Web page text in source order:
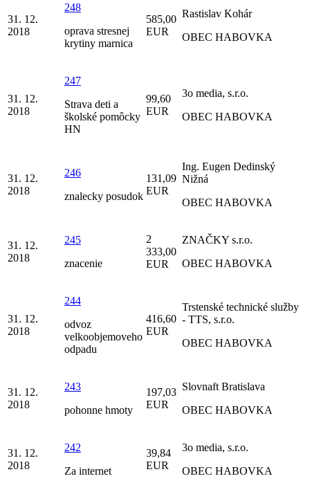
31. 12.
2018
248
oprava stresnej
krytiny marnica
585,00
EUR
Rastislav Kohár
OBEC HABOVKA
31. 12.
2018
247
Strava deti a
školské pomôcky
HN
99,60
EUR
3o media, s.r.o.
OBEC HABOVKA
31. 12.
2018
246
znalecky posudok
131,09
EUR
Ing. Eugen Dedinský
Nižná
OBEC HABOVKA
31. 12.
2018
245
znacenie
2
333,00
EUR
ZNAČKY s.r.o.
OBEC HABOVKA
31. 12.
2018
244
odvoz
velkoobjemoveho
odpadu
416,60
EUR
Trstenské technické služby
- TTS, s.r.o.
OBEC HABOVKA
31. 12.
2018
243
pohonne hmoty
197,03
EUR
Slovnaft Bratislava
OBEC HABOVKA
31. 12.
2018
242
Za internet
39,84
EUR
3o media, s.r.o.
OBEC HABOVKA